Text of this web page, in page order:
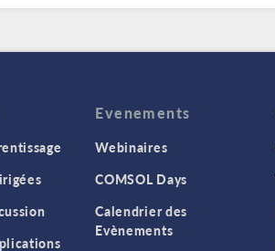
Evenements
Webinaires
COMSOL Days
Calendrier des
Evènements